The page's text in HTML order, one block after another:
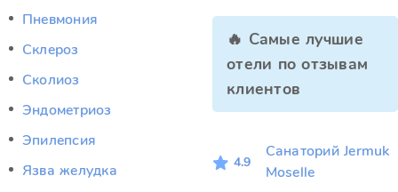
Пневмония
Склероз
Сколиоз
Эндометриоз
Эпилепсия
Язва желудка
🔥 Самые лучшие
отели по отзывам
клиентов
4.9
Санаторий Jermuk
Moselle